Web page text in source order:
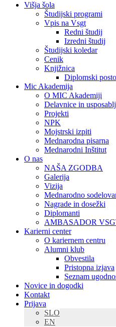
Višja šola
Študijski programi
Vpis na Vsgt
Redni študij
Izredni študij
Študijski koledar
Cenik
Knjižnica
Diplomski
Mic Akademija
O MIC Akademiji
Delavnice in
Projekti
NPK
Mojstrski izpiti
Mednarodna pisarna
Mednarodni Inštitut
O nas
NAŠA ZGODBA
Galerija
Vizija
Mednarodno
Nagrade in dosežki
Diplomanti
AMBASADOR
Karierni center
O kariernem centru
Alumni klub
Obvestila
Pristopna izjava
Seznam
Novice in dogodki
Kontakt
Prijava
SLO
EN